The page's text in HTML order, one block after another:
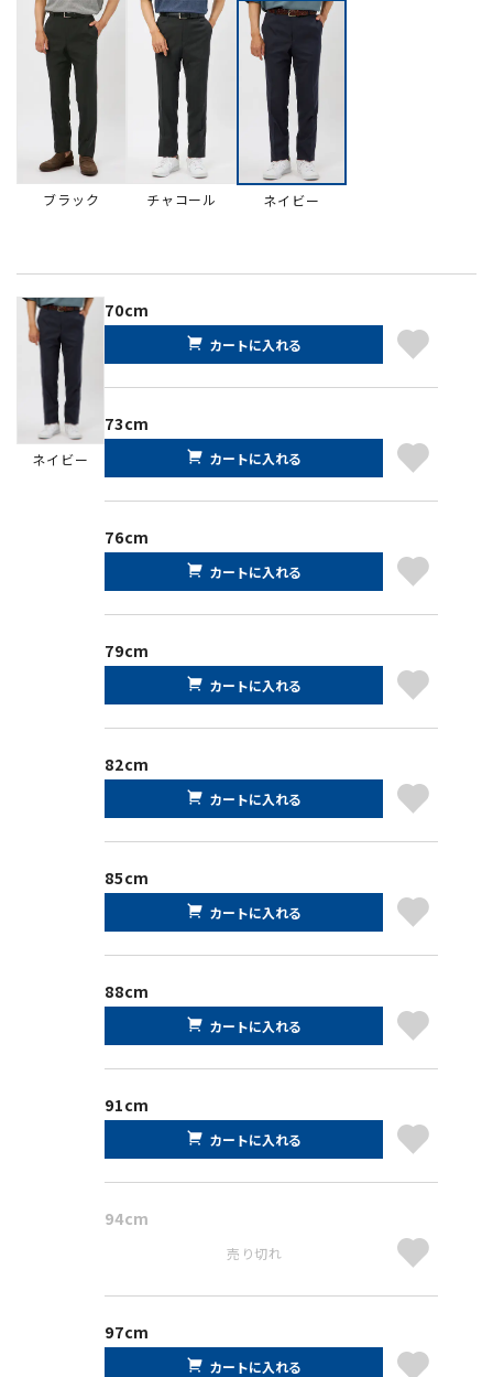
ブラック チャコール ネイビー
ネイビー
70cm
カートに入れる
73cm
カートに入れる
76cm
カートに入れる
79cm
カートに入れる
82cm
カートに入れる
85cm
カートに入れる
88cm
カートに入れる
91cm
カートに入れる
94cm
売り切れ
97cm
カートに入れる